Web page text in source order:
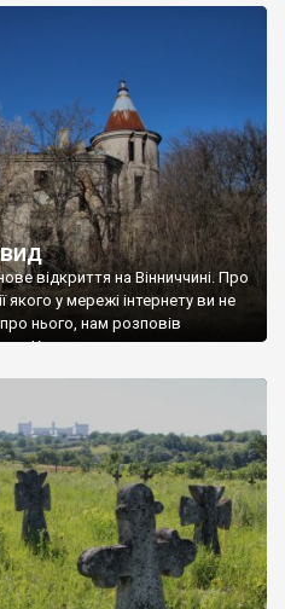
відкриття на Вінниччині. Про
у мережі інтернету ви не
про нього, нам розповів
у Красному вразив не лише